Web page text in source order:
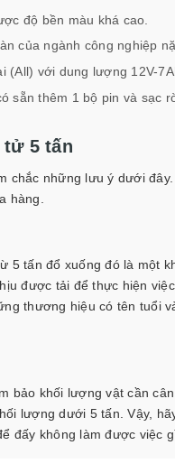
độ bền màu khá cao.
của ngành công nghiệp
(All) với dung lượng 12V-
sẵn thêm 1 bộ pin và sạc
tử 5 tấn
chắc những lưu ý dưới
hàng.
5 tấn đổ xuống đó là một
được tải để thực hiện
thương hiệu có tên tuổi
bảo khối lượng vật cần
lượng dưới 5 tấn. Vậy,
đấy không làm được việc